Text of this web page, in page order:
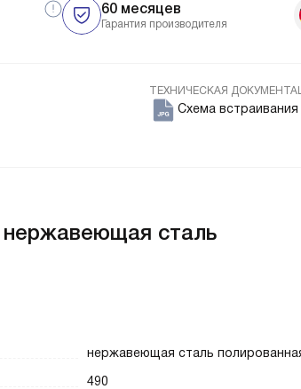
60 месяцев
Гарантия производителя
ТЕХНИЧЕСКАЯ
Схема встраивания
нержавеющая сталь
нержавеющая сталь
490